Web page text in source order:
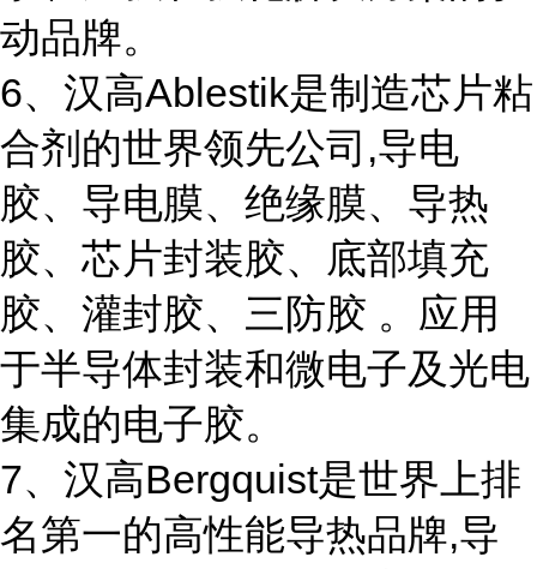
动品牌。
6、汉高Ablestik是制造芯片粘
合剂的世界领先公司,导电
胶、导电膜、绝缘膜、导热
胶、芯片封装胶、底部填充
胶、灌封胶、三防胶 。应用
于半导体封装和微电子及光电
集成的电子胶。
7、汉高Bergquist是世界上排
名第一的高性能导热品牌,导